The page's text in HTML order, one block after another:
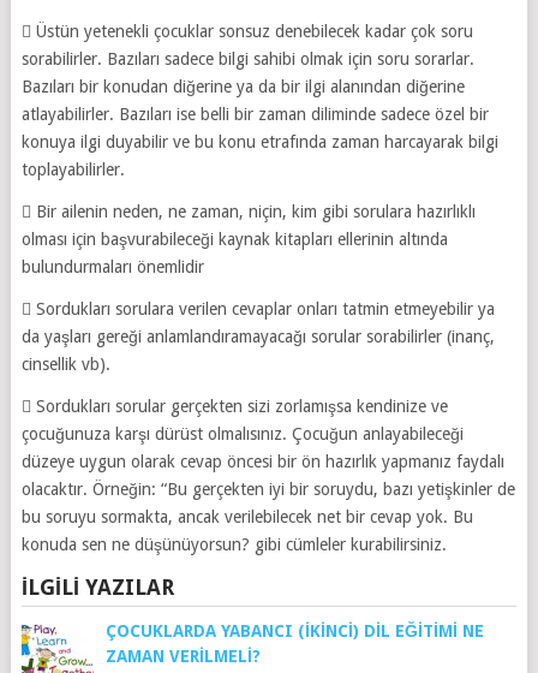
 Üstün yetenekli çocuklar sonsuz denebilecek kadar çok soru
sorabilirler. Bazıları sadece bilgi sahibi olmak için soru sorarlar.
Bazıları bir konudan diğerine ya da bir ilgi alanından diğerine
atlayabilirler. Bazıları ise belli bir zaman diliminde sadece özel bir
konuya ilgi duyabilir ve bu konu etrafında zaman harcayarak bilgi
toplayabilirler.
 Bir ailenin neden, ne zaman, niçin, kim gibi sorulara hazırlıklı
olması için başvurabileceği kaynak kitapları ellerinin altında
bulundurmaları önemlidir
 Sordukları sorulara verilen cevaplar onları tatmin etmeyebilir ya
da yaşları gereği anlamlandıramayacağı sorular sorabilirler (inanç,
cinsellik vb).
 Sordukları sorular gerçekten sizi zorlamışsa kendinize ve
çocuğunuza karşı dürüst olmalısınız. Çocuğun anlayabileceği
düzeye uygun olarak cevap öncesi bir ön hazırlık yapmanız faydalı
olacaktır. Örneğin: “Bu gerçekten iyi bir soruydu, bazı yetişkinler de
bu soruyu sormakta, ancak verilebilecek net bir cevap yok. Bu
konuda sen ne düşünüyorsun? gibi cümleler kurabilirsiniz.
İLGILI YAZILAR
ÇOCUKLARDA YABANCI (İKINCI) DIL EĞITIMI NE
ZAMAN VERILMELI?